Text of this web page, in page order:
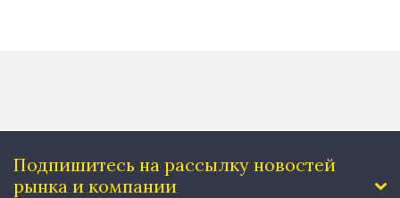
Подпишитесь на рассылку новостей
рынка и компании